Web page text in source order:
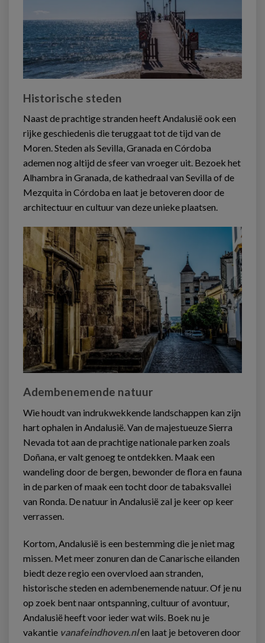
Historische steden
Naast de prachtige stranden heeft Andalusië ook een
rijke geschiedenis die teruggaat tot de tijd van de
Moren. Steden als Sevilla, Granada en Córdoba
ademen nog altijd de sfeer van vroeger uit. Bezoek het
Alhambra in Granada, de kathedraal van Sevilla of de
Mezquita in Córdoba en laat je betoveren door de
architectuur en cultuur van deze unieke plaatsen.
Adembenemende natuur
Wie houdt van indrukwekkende landschappen kan zijn
hart ophalen in Andalusië. Van de majestueuze Sierra
Nevada tot aan de prachtige nationale parken zoals
Doñana, er valt genoeg te ontdekken. Maak een
wandeling door de bergen, bewonder de flora en fauna
in de parken of maak een tocht door de tabaksvallei
van Ronda. De natuur in Andalusië zal je keer op keer
verrassen.
Kortom, Andalusië is een bestemming die je niet mag
missen. Met meer zonuren dan de Canarische eilanden
biedt deze regio een overvloed aan stranden,
historische steden en adembenemende natuur. Of je nu
op zoek bent naar ontspanning, cultuur of avontuur,
Andalusië heeft voor ieder wat wils. Boek nu je
vakantie vanafeindhoven.nlen laat je betoveren door